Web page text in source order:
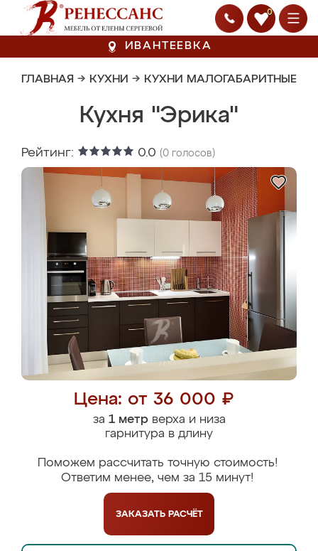
0
ИВАНТЕЕВКА
ГЛАВНАЯ → КУХНИ → КУХНИ МАЛОГАБАРИТНЫЕ
Кухня "Эрика"
Рейтинг: 0.0 (0 голосов)
Цена: от 36 000 ₽
за 1 метрверха и низа
гарнитура в длину
Поможем рассчитать точную стоимость!
Ответим менее, чем за 15 минут!
ЗАКАЗАТЬ РАСЧЁТ